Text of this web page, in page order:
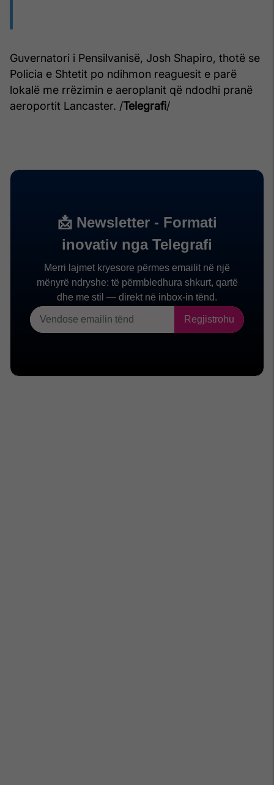
Guvernatori i Pensilvanisë, Josh Shapiro, thotë se
Policia e Shtetit po ndihmon reaguesit e parë
lokalë me rrëzimin e aeroplanit që ndodhi pranë
aeroportit Lancaster. /Telegrafi/